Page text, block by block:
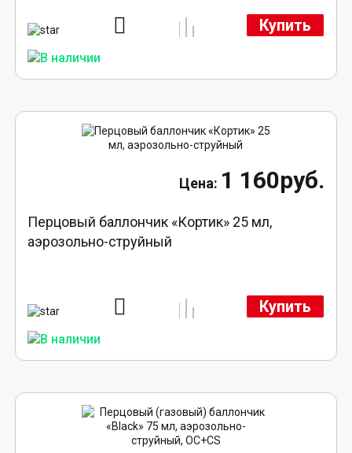
Купить
1 160руб.
Перцовый баллончик «Кортик» 25 мл,
аэрозольно-струйный
Купить